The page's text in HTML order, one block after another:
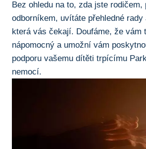
Bez ohledu ‌na to, zda jste rodičem,
odborníkem, uvítáte přehledné rady
která ‍vás čekají. Doufáme, že ⁤vám
nápomocný a umožní vám
podporu vašemu⁤ dítěti trpícímu
nemocí.